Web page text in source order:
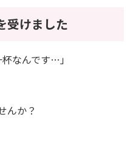
受けました
なんです…」
んか？